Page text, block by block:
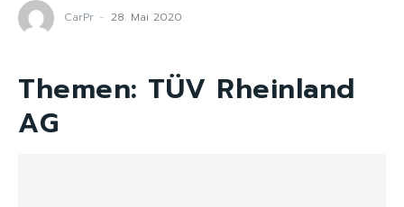
CarPr - 28. Mai 2020
Themen: TÜV Rheinland
AG